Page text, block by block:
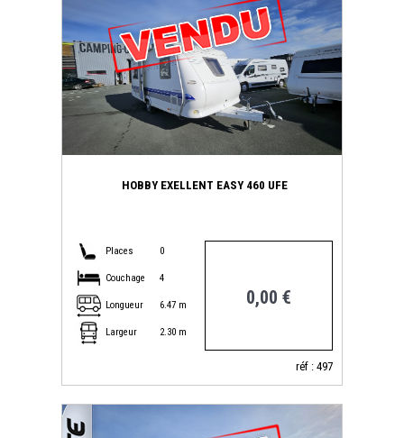
HOBBY EXELLENT EASY 460 UFE
Places 0
Couchage 4
Longueur 6.47 m
Largeur 2.30 m
0,00 €
réf : 497